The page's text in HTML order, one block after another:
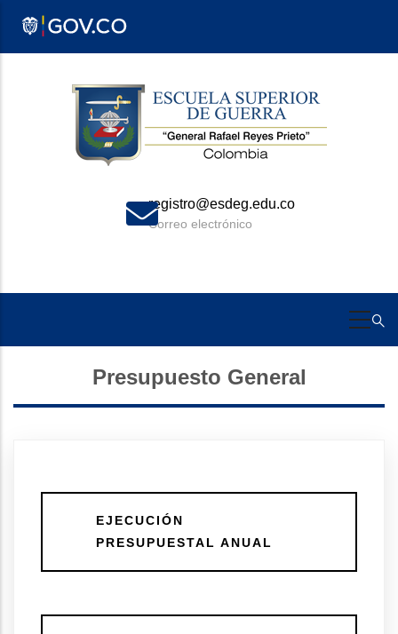
registro@esdeg.edu.co
Correo electrónico
Presupuesto General
EJECUCIÓN
PRESUPUESTAL ANUAL